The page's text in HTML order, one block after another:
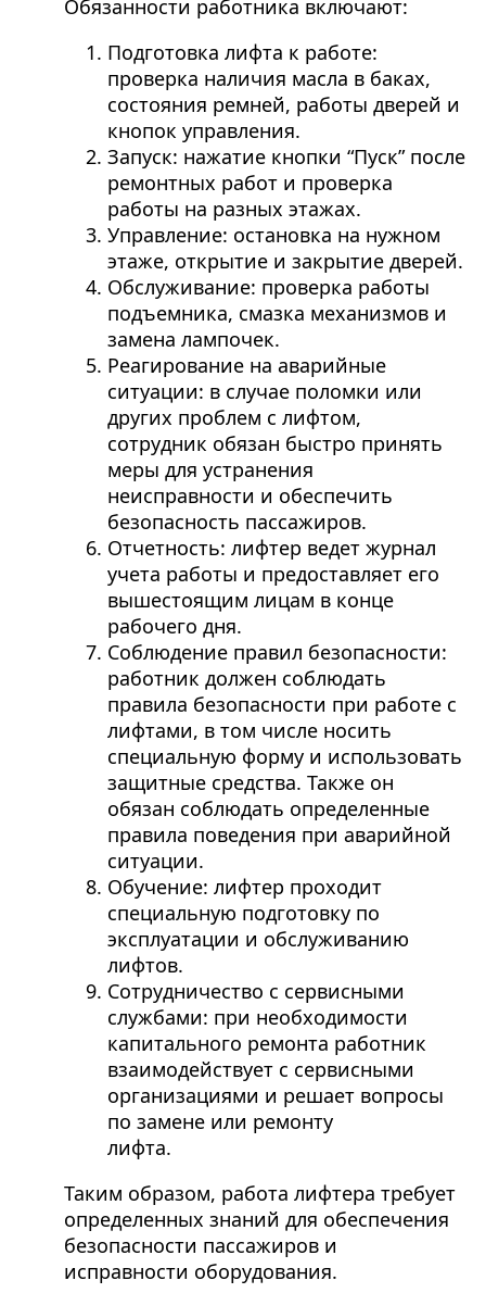
Обязанности работника включают:
Подготовка лифта к работе:
проверка наличия масла в баках,
состояния ремней, работы дверей и
кнопок управления.
Запуск: нажатие кнопки “Пуск” после
ремонтных работ и проверка
работы на разных этажах.
Управление: остановка на нужном
этаже, открытие и закрытие дверей.
Обслуживание: проверка работы
подъемника, смазка механизмов и
замена лампочек.
Реагирование на аварийные
ситуации: в случае поломки или
других проблем с лифтом,
сотрудник обязан быстро принять
меры для устранения
неисправности и обеспечить
безопасность пассажиров.
Отчетность: лифтер ведет журнал
учета работы и предоставляет его
вышестоящим лицам в конце
рабочего дня.
Соблюдение правил безопасности:
работник должен соблюдать
правила безопасности при работе с
лифтами, в том числе носить
специальную форму и использовать
защитные средства. Также он
обязан соблюдать определенные
правила поведения при аварийной
ситуации.
Обучение: лифтер проходит
специальную подготовку по
эксплуатации и обслуживанию
лифтов.
Сотрудничество с сервисными
службами: при необходимости
капитального ремонта работник
взаимодействует с сервисными
организациями и решает вопросы
по замене или ремонту
лифта.
Таким образом, работа лифтера требует
определенных знаний для обеспечения
безопасности пассажиров и
исправности оборудования.